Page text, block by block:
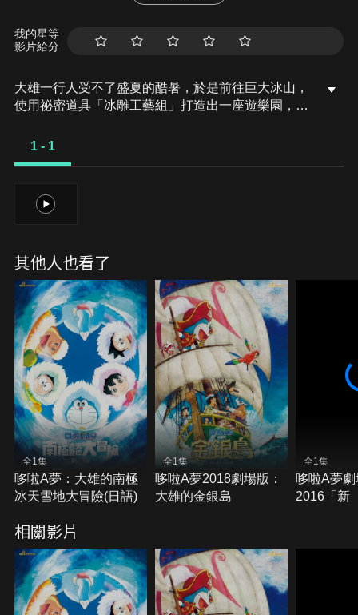
我的星等
影片給分
大雄一行人受不了盛夏的酷暑，於是前往巨大冰山，
使用祕密道具「冰雕工藝組」打造出一座遊樂園，卻
個金手環居然是在10萬年前的南極被凍住的，但當時
的，竟是一座被冰封在冰層底下的巨大都市遺跡。
「我們到10萬年前歸還失物吧！」哆啦A夢一行人使
了拯救自己被結凍的星球而踏上宇宙旅行，追尋金手
環的謎團。然而，因為金手環，哆啦A夢一行人居然
面臨地球將被凍結的危機！
1 - 1
1
其他人也看了
全1集
哆啦A夢：大雄的南極
冰天雪地大冒險(日語)
全1集
哆啦A夢2018劇場版：
大雄的金銀島
全1集
哆啦A夢
2016「新
相關影片